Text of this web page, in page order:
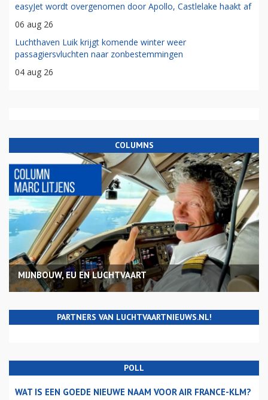
easyJet wordt overgenomen door Apollo, Castlelake haakt af
06 aug 26
Luchthaven Luik krijgt komende winter weer
passagiersvluchten naar zonbestemmingen
04 aug 26
COLUMNS
MIJNBOUW, EU EN LUCHTVAART
PARTNERS VAN LUCHTVAARTNIEUWS.NL!
POLL
WAT IS EEN GOEDE NIEUWE NAAM VOOR AIR FRANCE-KLM?